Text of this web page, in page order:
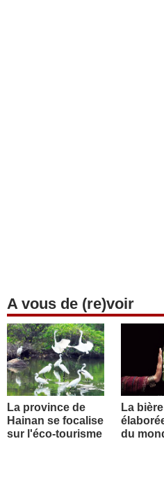
A vous de (re)voir
La province de
Hainan se focalise
sur l'éco-tourisme
La
du